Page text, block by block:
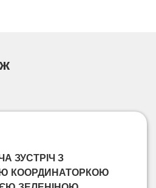
ЗУСТРІЧ З
КООРДИНАТОРКОЮ